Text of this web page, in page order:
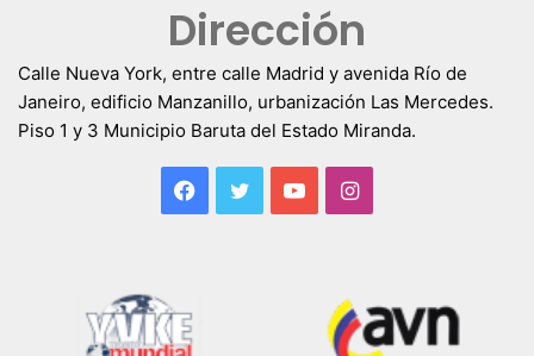
Dirección
Calle Nueva York, entre calle Madrid y avenida Río de
Janeiro, edificio Manzanillo, urbanización Las Mercedes.
Piso 1 y 3 Municipio Baruta del Estado Miranda.
Facebook
TwitterYouTubeInstagram